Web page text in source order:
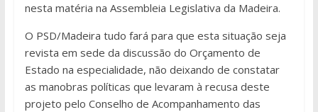
nesta matéria na Assembleia Legislativa da Madeira.
O PSD/Madeira tudo fará para que esta situação seja
revista em sede da discussão do Orçamento de
Estado na especialidade, não deixando de constatar
as manobras políticas que levaram à recusa deste
projeto pelo Conselho de Acompanhamento das